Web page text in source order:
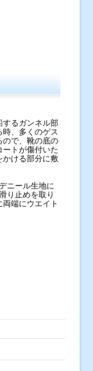
するガンネル部
、多くのゲス
ので、靴の底の
ートが傷付いた
かける部分に敷
ニール生地に
り止めを取り
端にウエイト